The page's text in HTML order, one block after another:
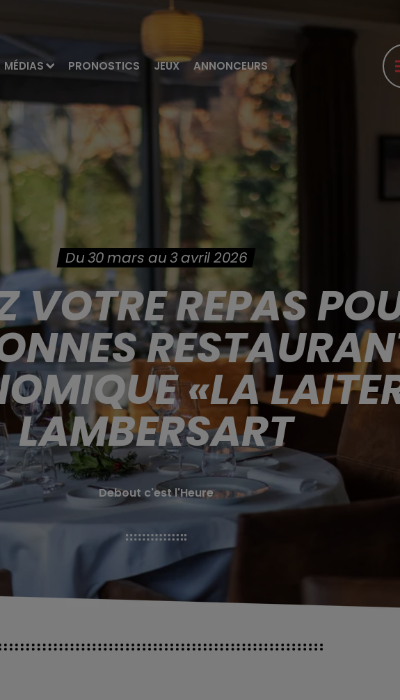
MÉDIAS PRONOSTICS JEUX ANNONCEURS
RDL WEEK-END RDL
Du 30 mars au 3 avril 2026
VOTRE REPAS
«LA
LAMBERSART
Debout c'est l'Heure